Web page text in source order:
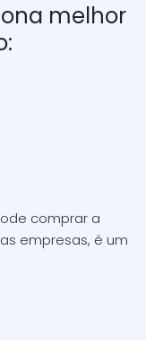
melhor
comprar a
empresas, é um